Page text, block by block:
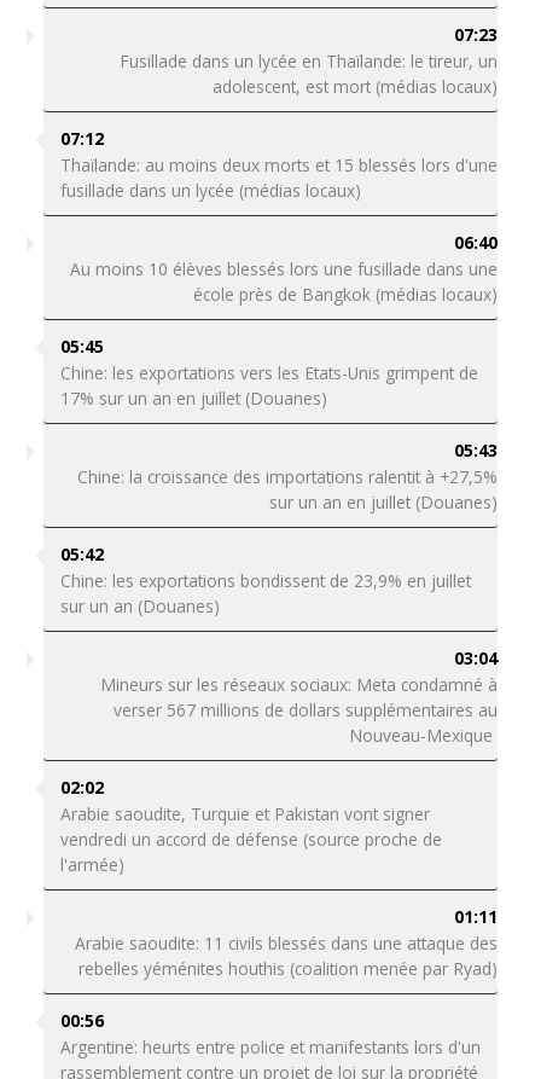
07:23
Fusillade dans un lycée en Thaïlande: le tireur, un
adolescent, est mort (médias locaux)
07:12
Thaïlande: au moins deux morts et 15 blessés lors d'une
fusillade dans un lycée (médias locaux)
06:40
Au moins 10 élèves blessés lors une fusillade dans une
école près de Bangkok (médias locaux)
05:45
Chine: les exportations vers les Etats-Unis grimpent de
17% sur un an en juillet (Douanes)
05:43
Chine: la croissance des importations ralentit à +27,5%
sur un an en juillet (Douanes)
05:42
Chine: les exportations bondissent de 23,9% en juillet
sur un an (Douanes)
03:04
Mineurs sur les réseaux sociaux: Meta condamné à
verser 567 millions de dollars supplémentaires au
Nouveau-Mexique
02:02
Arabie saoudite, Turquie et Pakistan vont signer
vendredi un accord de défense (source proche de
l'armée)
01:11
Arabie saoudite: 11 civils blessés dans une attaque des
rebelles yéménites houthis (coalition menée par Ryad)
00:56
Argentine: heurts entre police et manifestants lors d'un
rassemblement contre un projet de loi sur la propriété